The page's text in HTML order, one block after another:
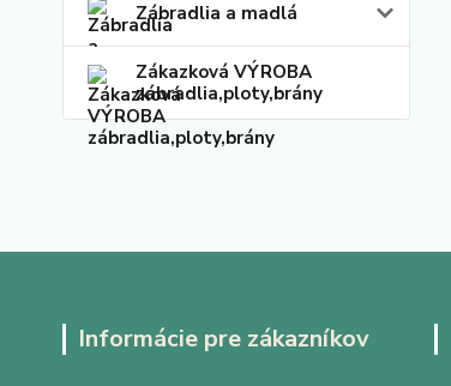
Zábradlia a madlá
Zákazková VÝROBA
zábradlia,ploty,brány
Informácie pre zákazníkov